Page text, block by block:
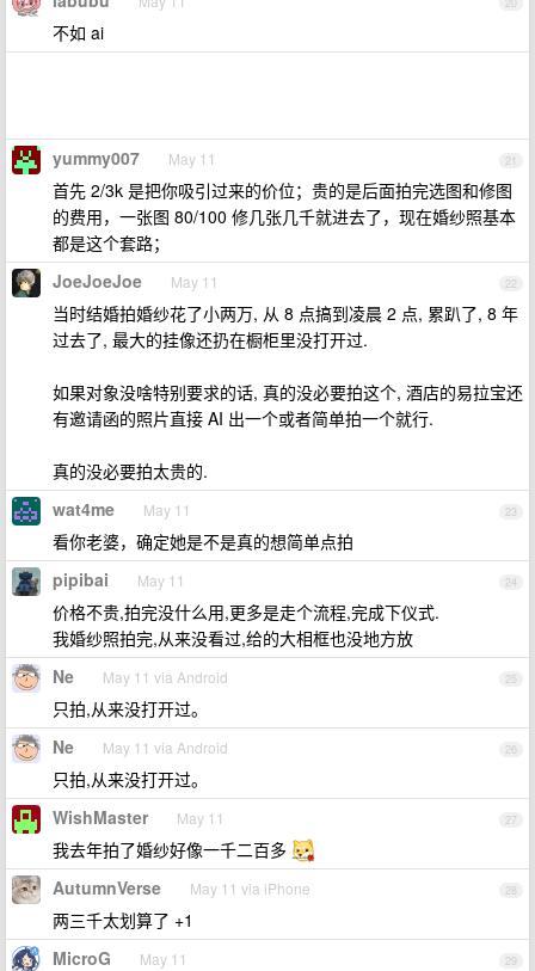
不如 ai
21
yummy007 May 11
首先 2/3k 是把你吸引过来的价位；贵的是后面拍完选图和修图
的费用，一张图 80/100 修几张几千就进去了，现在婚纱照基本
都是这个套路；
22
JoeJoeJoe May 11
当时结婚拍婚纱花了小两万, 从 8 点搞到凌晨 2 点, 累趴了, 8 年
过去了, 最大的挂像还扔在橱柜里没打开过.
如果对象没啥特别要求的话, 真的没必要拍这个, 酒店的易拉宝还
有邀请函的照片直接 AI 出一个或者简单拍一个就行.
真的没必要拍太贵的.
23
wat4me May 11
看你老婆，确定她是不是真的想简单点拍
24
pipibai May 11
价格不贵,拍完没什么用,更多是走个流程,完成下仪式.
我婚纱照拍完,从来没看过,给的大相框也没地方放
25
Ne May 11 via Android
只拍,从来没打开过。
26
Ne May 11 via Android
只拍,从来没打开过。
27
WishMaster May 11
我去年拍了婚纱好像一千二百多
28
AutumnVerse May 11 via iPhone
两三千太划算了 +1
29
MicroG May 11